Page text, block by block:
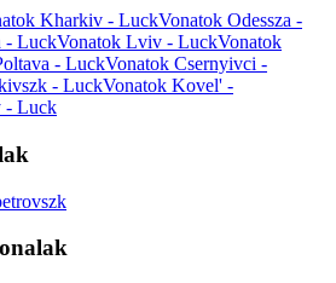
Kharkiv - LuckVonatok Odessza -
- LuckVonatok Lviv - LuckVonatok
- LuckVonatok Csernyivci -
- LuckVonatok Kovel' -
- Luck